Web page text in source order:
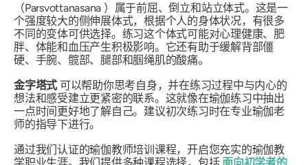
（Parsvottanasana ）属于前屈、倒立和站立体式。这是一
个强度较大的侧伸展体式，根据个人的身体状况，有很多
不同的变体可供选择。练习这个体式可能对心理健康、肥
胖、体能和血压产生积极影响。它还有助于缓解背部僵
硬、手腕、髋部、腿部和腘绳肌的酸痛。
金字塔式 可以帮助你思考自身，并在练习过程中与内心的
想法和感受建立更紧密的联系。这就像在瑜伽练习中抽出
一点时间更好地了解自己。建议初次练习时在专业瑜伽老
师的指导下进行。
通过我们认证的瑜伽教师培训课程，开启您充实的瑜伽教